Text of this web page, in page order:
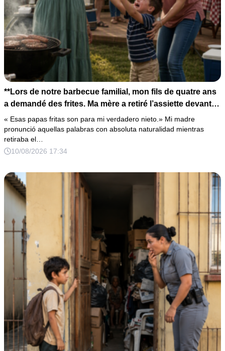
**Lors de notre barbecue familial, mon fils de quatre ans
a demandé des frites. Ma mère a retiré l’assiette devant
lui en déclarant : « Celles-ci sont pour mon véritable
petit-fils. » Tout le monde a éclaté de rire. Sans dire un
mot, je lui ai pris la main et nous sommes partis dîner
ailleurs. Avant minuit, mon téléphone n’arrêtait plus de
toujours par le même mot : « Souviens-toi… »**
« Esas papas fritas son para mi verdadero nieto.» Mi madre
pronunció aquellas palabras con absoluta naturalidad mientras
retiraba el…
10/08/2026 17:34